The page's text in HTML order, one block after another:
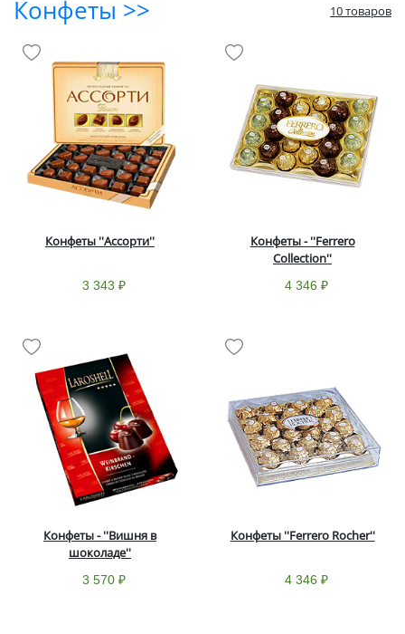
Конфеты >> 10 товаров
Конфеты ''Ассорти''
3 343 ₽
Конфеты - ''Ferrero
Collection''
4 346 ₽
Конфеты - ''Вишня в
шоколаде''
3 570 ₽
Конфеты ''Ferrero Rocher''
4 346 ₽